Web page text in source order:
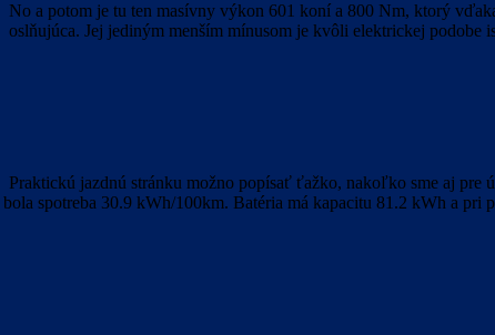
No a potom je tu ten masívny výkon 601 koní a 800 Nm, ktorý
oslňujúca. Jej jediným menším mínusom je kvôli elektrickej
Praktickú jazdnú stránku možno popísať ťažko, nakoľko sme aj pre
bola spotreba 30.9 kWh/100km. Batéria má kapacitu 81.2 kWh a